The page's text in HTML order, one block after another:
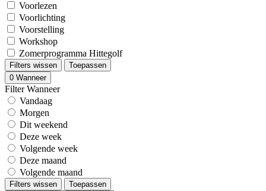
Voorlezen
Voorlichting
Voorstelling
Workshop
Zomerprogramma Hittegolf
Filters wissen
Toepassen
0 Wanneer
Filter Wanneer
Vandaag
Morgen
Dit weekend
Deze week
Volgende week
Deze maand
Volgende maand
Filters wissen Toepassen